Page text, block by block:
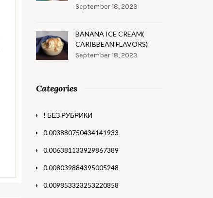
September 18, 2023
BANANA ICE CREAM(
CARIBBEAN FLAVORS)
September 18, 2023
Categories
! БЕЗ РУБРИКИ
0.003880750434141933
0.006381133929867389
0.008039884395005248
0.009853323253220858